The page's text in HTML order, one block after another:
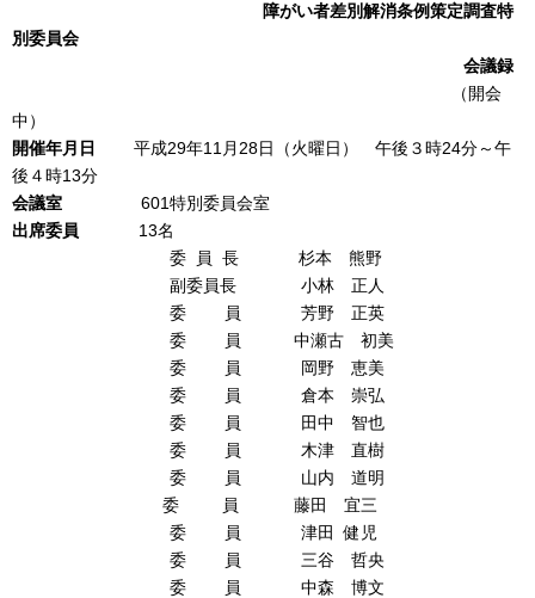
障がい者差別解消条例策定調査特
別委員会
会議録
（開会
中）
開催年月日
平成29年11月28日（火曜日） 午後３時24分～午
後４時13分
会議室 601特別委員会室
出席委員 13名
委 員 長 杉本 熊野
副委員長 小林 正人
委 員 芳野 正英
委 員 中瀬古 初美
委 員 岡野 恵美
委 員 倉本 崇弘
委 員 田中 智也
委 員 木津 直樹
委 員 山内 道明
委 員 藤田 宜三
委 員 津田 健児
委 員 三谷 哲央
委 員 中森 博文